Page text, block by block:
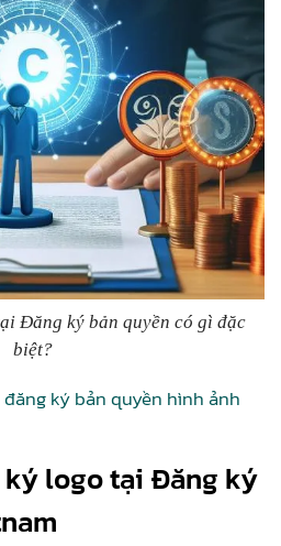
Đăng ký bản quyền có gì đặc
biệt?
ký bản quyền hình ảnh
ký logo tại Đăng ký